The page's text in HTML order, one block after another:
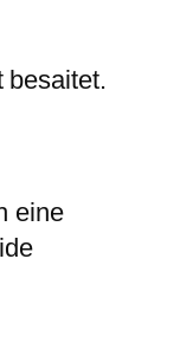
besaitet.
eine